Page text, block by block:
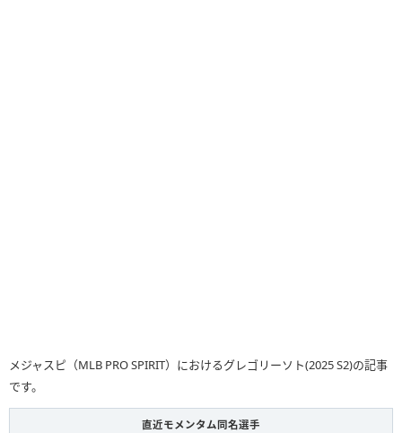
メジャスピ（MLB PRO SPIRIT）におけるグレゴリーソト(2025 S2)の記事
です。
直近モメンタム同名選手